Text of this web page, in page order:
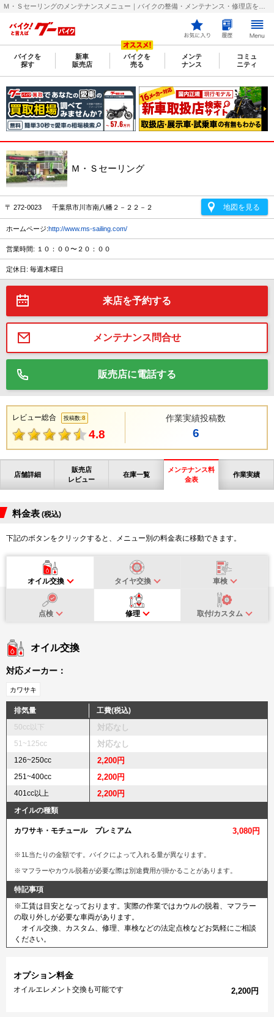
バイクを
探す
新車
販売店
バイクを
売る
メンテ
ナンス
コミュ
ニティ
Ｍ・Ｓセーリング
〒 272-0023 千葉県市川市南八幡２－２２－２ 地図を見る
ホームページ:http://www.ms-sailing.com/
営業時間: １０：００〜２０：００
定休日: 毎週木曜日
来店を予約する
メンテナンス問合せ
販売店に電話する
レビュー総合 投稿数:8
4.8
作業実績投稿数
6
店舗詳細
販売店
レビュー
在庫一覧
メンテナンス料
金表
作業実績
料金表 (税込)
下記のボタンをクリックすると、メニュー別の料金表に移動できます。
オイル交換 タイヤ交換 車検
点検 修理 取付/カスタム
オイル交換
対応メーカー：
カワサキ
排気量
工費(税込)
50cc以下
対応なし
51~125cc 対応なし
126~250cc 2,200円
251~400cc 2,200円
401cc以上 2,200円
オイルの種類
カワサキ・モチュール プレミアム 3,080円
1L当たりの金額です。バイクによって入れる量が異なります。
マフラーやカウル脱着が必要な際は別途費用が掛かることがあります。
特記事項
※工賃は目安となっております。実際の作業ではカウルの脱着、マフラー
の取り外しが必要な車両があります。
オイル交換、カスタム、修理、車検などの法定点検などお気軽にご相談
ください。
オプション料金
オイルエレメント交換も可能です 2,200円